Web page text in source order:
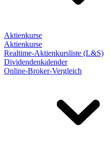
Aktienkurse
Aktienkurse
Realtime-Aktienkursliste (L&S)
Dividendenkalender
Online-Broker-Vergleich